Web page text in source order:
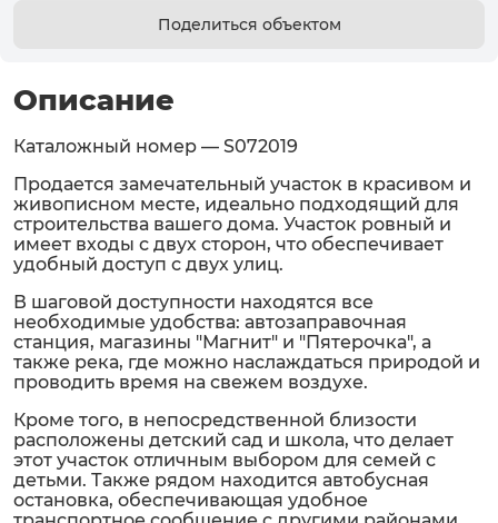
Поделиться объектом
Описание
Каталожный номер — S072019
Продается замечательный участок в красивом и
живописном месте, идеально подходящий для
строительства вашего дома. Участок ровный и
имеет входы с двух сторон, что обеспечивает
удобный доступ с двух улиц.
В шаговой доступности находятся все
необходимые удобства: автозаправочная
станция, магазины "Магнит" и "Пятерочка", а
также река, где можно наслаждаться природой и
проводить время на свежем воздухе.
Кроме того, в непосредственной близости
расположены детский сад и школа, что делает
этот участок отличным выбором для семей с
детьми. Также рядом находится автобусная
остановка, обеспечивающая удобное